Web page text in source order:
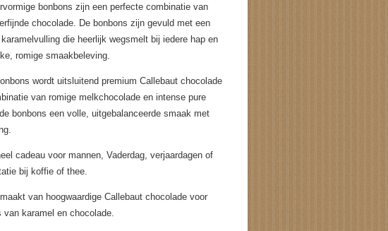
bonbons zijn een perfecte combinatie van
chocolade. De bonbons zijn gevuld met een
die heerlijk wegsmelt bij iedere hap en
romige smaakbeleving.
wordt uitsluitend premium Callebaut chocolade
van romige melkchocolade en intense pure
bonbons een volle, uitgebalanceerde smaak met
cadeau voor mannen, Vaderdag, verjaardagen of
bij koffie of thee.
van hoogwaardige Callebaut chocolade voor
karamel en chocolade.